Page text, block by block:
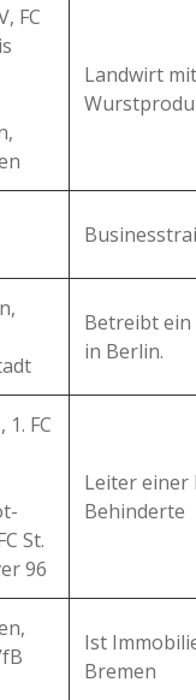
FC
Landwirt
Betreibt
in Berlin.
FC
St.
96
Leiter
Behinderte
Ist
Bremen